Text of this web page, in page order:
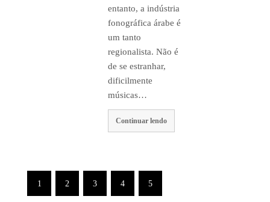
entanto, a indústria
fonográfica árabe é
um tanto
regionalista. Não é
de se estranhar,
dificilmente
músicas…
Continuar lendo
1 2 3 4 5